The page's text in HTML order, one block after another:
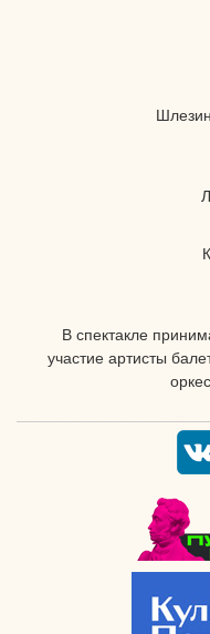
В спектакле
участие артисты